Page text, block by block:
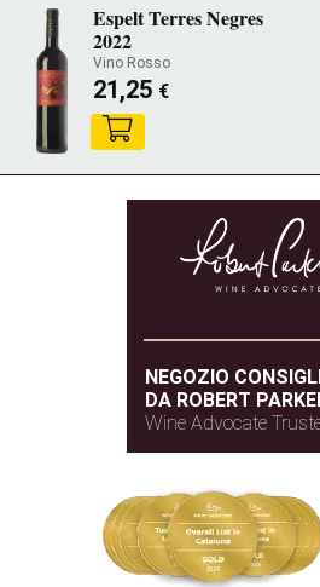
Espelt Terres Negres
2022
Vino Rosso
21,25 €
NEGOZIO
DA ROBERT
Wine Advocate